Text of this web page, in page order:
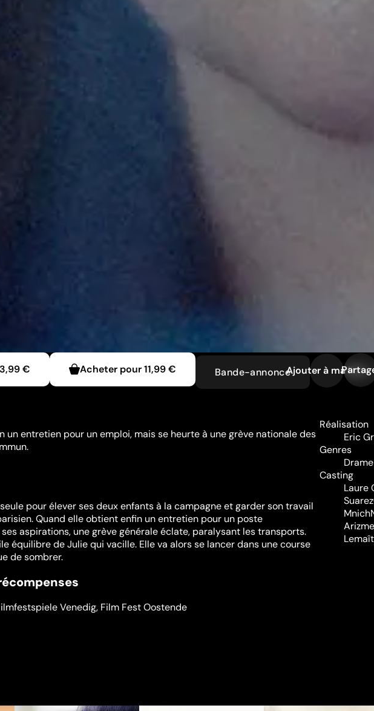
3,99 € Acheter pour11,99 € Bande-annonceAjouter à ma liste
un entretien pour un emploi, mais se heurte à une grève nationale des
pour élever ses deux enfants à la campagne et garder son travail
Quand elle obtient enfin un entretien pour un poste
aspirations, une grève générale éclate, paralysant les transports.
équilibre de Julie qui vacille. Elle va alors se lancer dans une course
de sombrer.
Venedig, Film Fest Oostende
Réalisation
Eric
Genres
Drame
Casting
Laure
Suarez
Mnich